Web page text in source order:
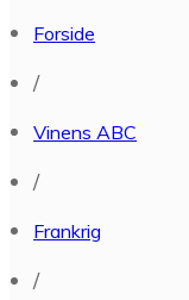
Forside
/
Vinens ABC
/
Frankrig
/